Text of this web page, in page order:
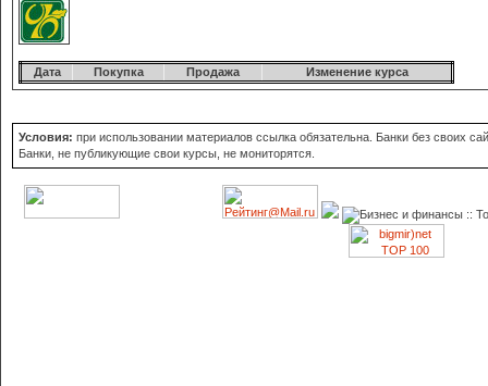
Дата Покупка Продажа Изменение курса
Условия: при использовании материалов ссылка обязательна. Банки без своих
Банки, не публикующие свои курсы, не мониторятся.